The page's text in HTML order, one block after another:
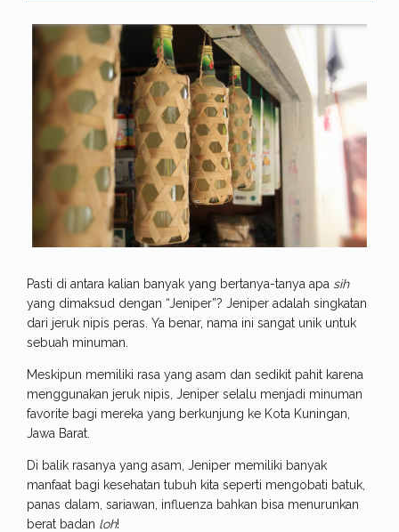
Pasti di antara kalian banyak yang bertanya-tanya apa sih
yang dimaksud dengan “Jeniper”? Jeniper adalah singkatan
dari jeruk nipis peras. Ya benar, nama ini sangat unik untuk
sebuah minuman.
Meskipun memiliki rasa yang asam dan sedikit pahit karena
menggunakan jeruk nipis, Jeniper selalu menjadi minuman
favorite bagi mereka yang berkunjung ke Kota Kuningan,
Jawa Barat.
Di balik rasanya yang asam, Jeniper memiliki banyak
manfaat bagi kesehatan tubuh kita seperti mengobati batuk,
panas dalam, sariawan, influenza bahkan bisa menurunkan
berat badan loh!